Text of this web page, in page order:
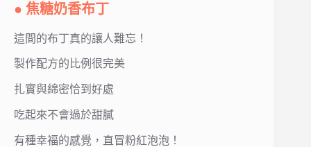
● 焦糖奶香布丁
這間的布丁真的讓人難忘！
製作配方的比例很完美
扎實與綿密恰到好處
吃起來不會過於甜膩
有種幸福的感覺，直冒粉紅泡泡！